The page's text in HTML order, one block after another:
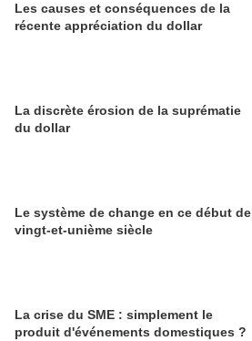
Les causes et conséquences de la
récente appréciation du dollar
La discrète érosion de la suprématie
du dollar
Le système de change en ce début de
vingt-et-unième siècle
La crise du SME : simplement le
produit d'événements domestiques ?